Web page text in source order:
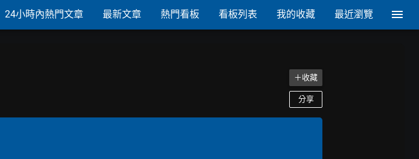
24小時內熱門文章 最新文章 熱門看板 看板列表 我的收藏 最近瀏覽
＋收藏
分享